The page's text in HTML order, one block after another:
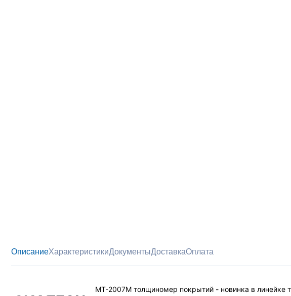
ОписаниеХарактеристикиДокументыДоставкаОплата
МТ-2007М толщиномер покрытий - новинка в линейке